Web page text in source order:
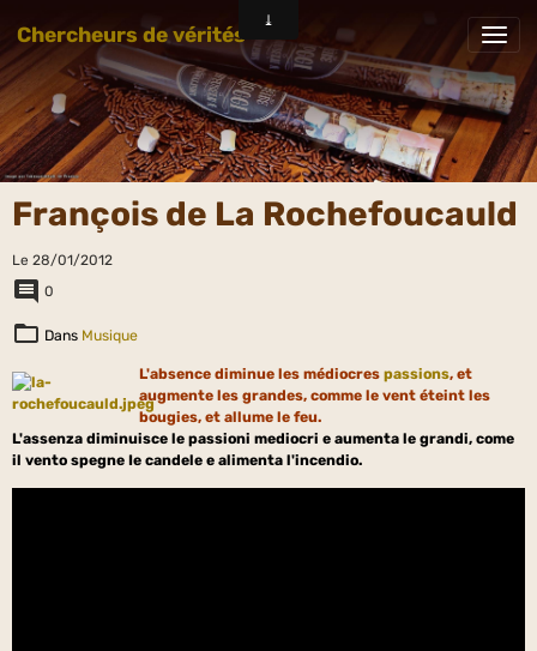
Chercheurs de vérités
François de La Rochefoucauld
Le 28/01/2012
0
Dans Musique
L'absence diminue les médiocres passions, et
augmente les grandes, comme le vent éteint les
bougies, et allume le feu.
L'assenza diminuisce le passioni mediocri e aumenta le grandi, come
il vento spegne Ie candele e alimenta l'incendio.